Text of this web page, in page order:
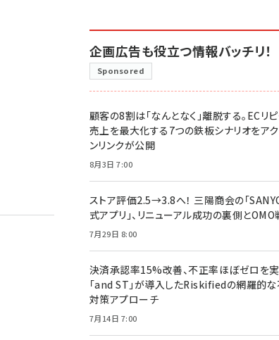
企画広告も役立つ情報バッチリ！
Sponsored
顧客の8割は「なんとなく」離脱する。ECリ
売上を最大化する7つの鉄板シナリオをアク
ンリンクが公開
8月3日 7:00
ストア評価2.5→3.8へ！ 三陽商会の「
式アプリ」、リニューアル成功の裏側と
7月29日 8:00
決済承認率15%改善、不正率ほぼゼロを実
「and ST」が導入したRiskifiedの網羅的
対策アプローチ
7月14日 7:00